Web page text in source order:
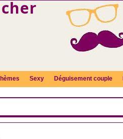
Sexy Déguisement couple